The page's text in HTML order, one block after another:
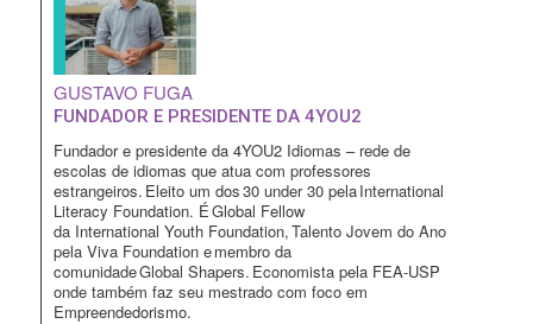
GUSTAVO FUGA
FUNDADOR E PRESIDENTE DA 4YOU2
Fundador e presidente da 4YOU2 Idiomas – rede de
escolas de idiomas que atua com professores
estrangeiros. Eleito um dos 30 under 30 pela International
Literacy Foundation. É Global Fellow
da International Youth Foundation, Talento Jovem do Ano
pela Viva Foundation e membro da
comunidade Global Shapers. Economista pela FEA-USP
onde também faz seu mestrado com foco em
Empreendedorismo.